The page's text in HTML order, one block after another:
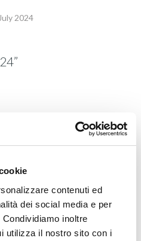
contenuti ed
dei social media e per
inoltre
utilizza il nostro sito con i
2024
›